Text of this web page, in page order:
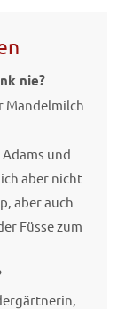
nie?
Mandelmilch
und
aber nicht
aber auch
Füsse zum